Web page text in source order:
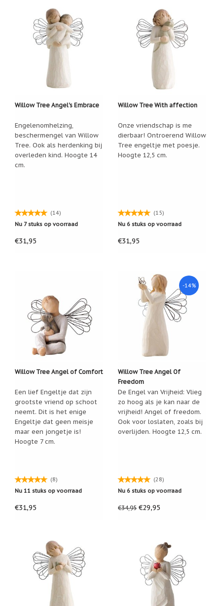
betalen
termijnen!
van
cadeautje?
Nieuwsbrieven
van
Willow Tree Angel's Embrace
Engelenomhelzing,
beschermengel van Willow
Tree. Ook als herdenking bij
overleden kind. Hoogte 14
cm.
(14)
Nu 7 stuks op voorraad
€31,95
Willow Tree With affection
Onze vriendschap is me
dierbaar! Ontroerend Willow
Tree engeltje met poesje.
Hoogte 12,5 cm.
(15)
Nu 6 stuks op voorraad
€31,95
Willow Tree Angel of Comfort
Een lief Engeltje dat zijn
grootste vriend op schoot
neemt. Dit is het enige
Engeltje dat geen meisje
maar een jongetje is!
Hoogte 7 cm.
(8)
Nu 11 stuks op voorraad
€31,95
-14%
Willow Tree Angel Of
Freedom
De Engel van Vrijheid: Vlieg
zo hoog als je kan naar de
vrijheid! Angel of freedom.
Ook voor loslaten, zoals bij
overlijden. Hoogte 12,5 cm.
(28)
Nu 6 stuks op voorraad
€34,95 €29,95